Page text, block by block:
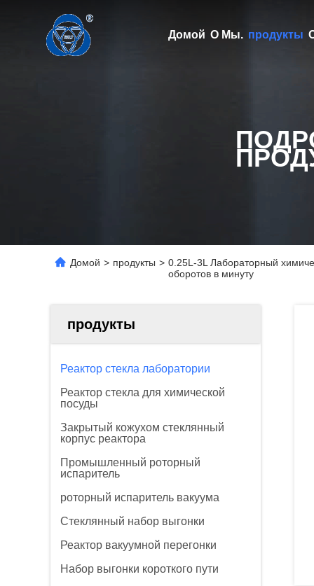
Домой О Мы. продукты
Домой > продукты > 0.25L-3L Лабораторный
оборотов в минуту
продукты
Реактор стекла лаборатории
Реактор стекла для химической
посуды
Закрытый кожухом стеклянный
корпус реактора
Промышленный роторный
испаритель
роторный испаритель вакуума
Стеклянный набор выгонки
Реактор вакуумной перегонки
Набор выгонки короткого пути